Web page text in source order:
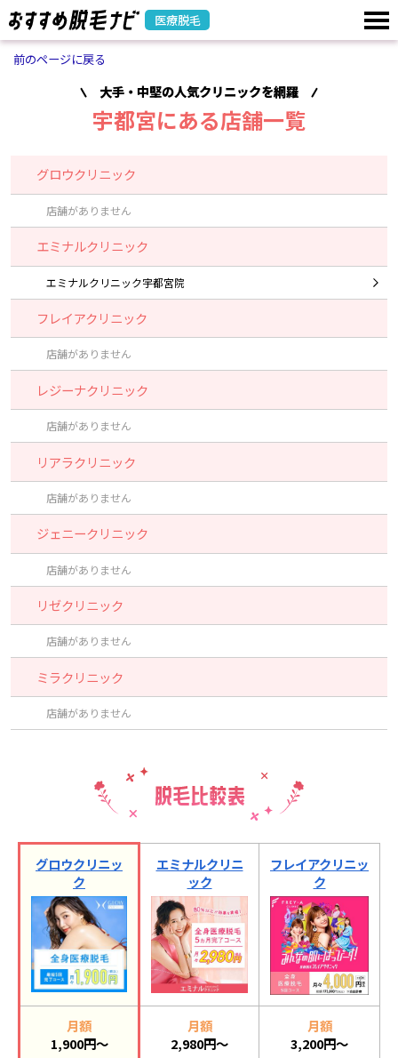
医療脱毛
前のページに戻る
大手・中堅の人気クリニックを網羅
宇都宮にある店舗一覧
グロウクリニック
店舗がありません
エミナルクリニック
エミナルクリニック宇都宮院
フレイアクリニック
店舗がありません
レジーナクリニック
店舗がありません
リアラクリニック
店舗がありません
ジェニークリニック
店舗がありません
リゼクリニック
店舗がありません
ミラクリニック
店舗がありません
グロウクリニッ
ク
エミナルクリニ
ック
フレイアクリニッ
ク
月額
1,900円～
月額
2,980円～
月額
3,200円～